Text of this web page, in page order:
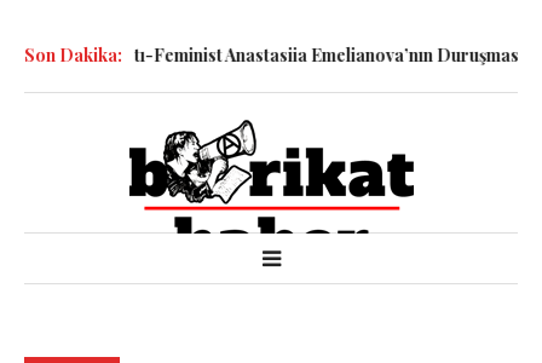
Son Dakika:
Karşıtı-Feminist Anastasiia Emelianova’nın Duruşması Görüldü